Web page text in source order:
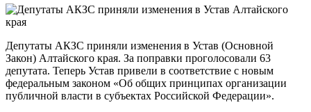
Депутаты АКЗС приняли изменения в Устав (Основной
Закон) Алтайского края. За поправки проголосовали 63
депутата. Теперь Устав привели в соответствие с новым
федеральным законом «Об общих принципах организации
публичной власти в субъектах Российской Федерации».